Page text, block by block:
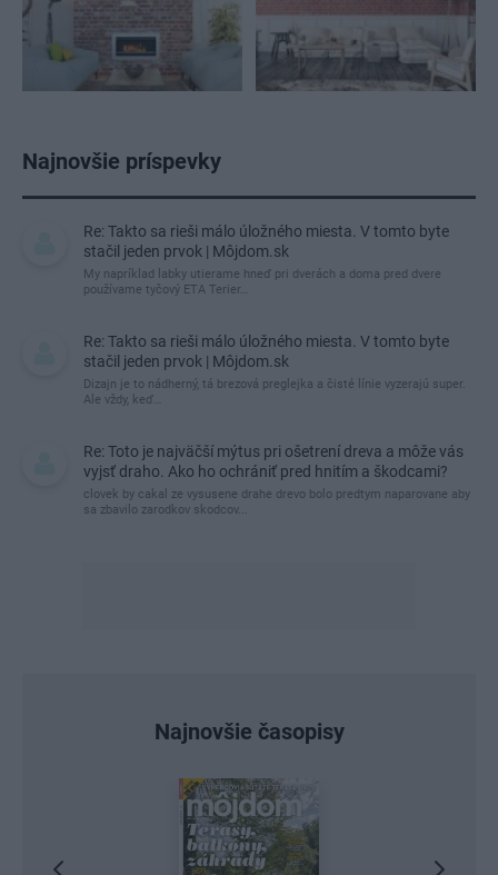
Najnovšie príspevky
Re: Takto sa rieši málo úložného miesta. V tomto byte
stačil jeden prvok | Môjdom.sk
My napríklad labky utierame hneď pri dverách a doma pred dvere
používame tyčový ETA Terier…
Re: Takto sa rieši málo úložného miesta. V tomto byte
stačil jeden prvok | Môjdom.sk
Dizajn je to nádherný, tá brezová preglejka a čisté línie vyzerajú super.
Ale vždy, keď…
Re: Toto je najväčší mýtus pri ošetrení dreva a môže vás
vyjsť draho. Ako ho ochrániť pred hnitím a škodcami?
clovek by cakal ze vysusene drahe drevo bolo predtym naparovane aby
sa zbavilo zarodkov skodcov...
Najnovšie časopisy